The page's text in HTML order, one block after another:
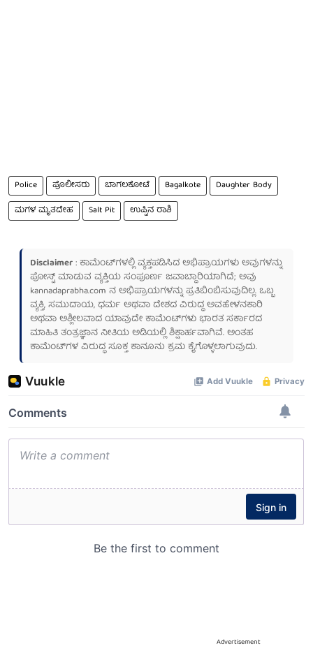
Police ಪೊಲೀಸರು ಬಾಗಲಕೋಟೆ Bagalkote
Daughter Body
ಮಗಳ ಮೃತದೇಹ
Salt Pit ಉಪ್ಪಿನ ರಾಶಿ
Disclaimer: ಕಾಮೆಂಟ್‌ಗಳಲ್ಲಿ ವ್ಯಕ್ತಪಡಿಸಿದ ಅಭಿಪ್ರಾಯಗಳು ಅವುಗಳನ್ನು
ಪೋಸ್ಟ್ ಮಾಡುವ ವ್ಯಕ್ತಿಯ ಸಂಪೂರ್ಣ ಜವಾಬ್ದಾರಿಯಾಗಿದೆ; ಅವು
kannadaprabha.com ನ ಅಭಿಪ್ರಾಯಗಳನ್ನು ಪ್ರತಿಬಿಂಬಿಸುವುದಿಲ್ಲ. ಒಬ್ಬ
ವ್ಯಕ್ತಿ, ಸಮುದಾಯ, ಧರ್ಮ ಅಥವಾ ದೇಶದ ವಿರುದ್ಧ ಅವಹೇಳನಕಾರಿ
ಅಥವಾ ಅಶ್ಲೀಲವಾದ ಯಾವುದೇ ಕಾಮೆಂಟ್‌ಗಳು ಭಾರತ ಸರ್ಕಾರದ
ಮಾಹಿತಿ ತಂತ್ರಜ್ಞಾನ ನೀತಿಯ ಅಡಿಯಲ್ಲಿ ಶಿಕ್ಷಾರ್ಹವಾಗಿವೆ. ಅಂತಹ
ಕಾಮೆಂಟ್‌ಗಳ ವಿರುದ್ಧ ಸೂಕ್ತ ಕಾನೂನು ಕ್ರಮ ಕೈಗೊಳ್ಳಲಾಗುವುದು.
Advertisement